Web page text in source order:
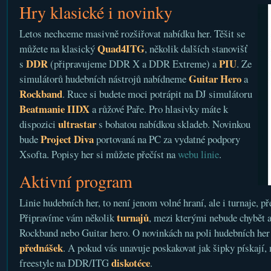
Hry klasické i novinky
Letos nechceme masivně rozšiřovat nabídku her. Těšit se
můžete na klasickýQuad4ITG, několik dalších stanovišť
s DDR(připravujeme DDR X a DDR Extreme) aPIU. Ze
simulátorů hudebních nástrojů nabídnemeGuitar Heroa
Rockband. Ruce si budete moci potrápit na DJ simulátoru
Beatmanie IIDXa růžové Paře. Pro hlasivky máte k
dispozici ultrastars bohatou nabídkou skladeb. Novinkou
budeProject Divaportovaná na PC za vydatné podpory
Xsofta. Popisy her si můžete přečíst nawebu linie.
Aktivní program
Linie hudebních her, to není jenom volné hraní, ale i turnaje,
Připravíme vám několikturnajů, mezi kterými nebude chybět
Rockband nebo Guitar hero. O novinkách na poli hudebních
přednášek. A pokud vás unavuje poskakovat jak šipky pískají,
freestyle na DDR/ITGdiskotéce.